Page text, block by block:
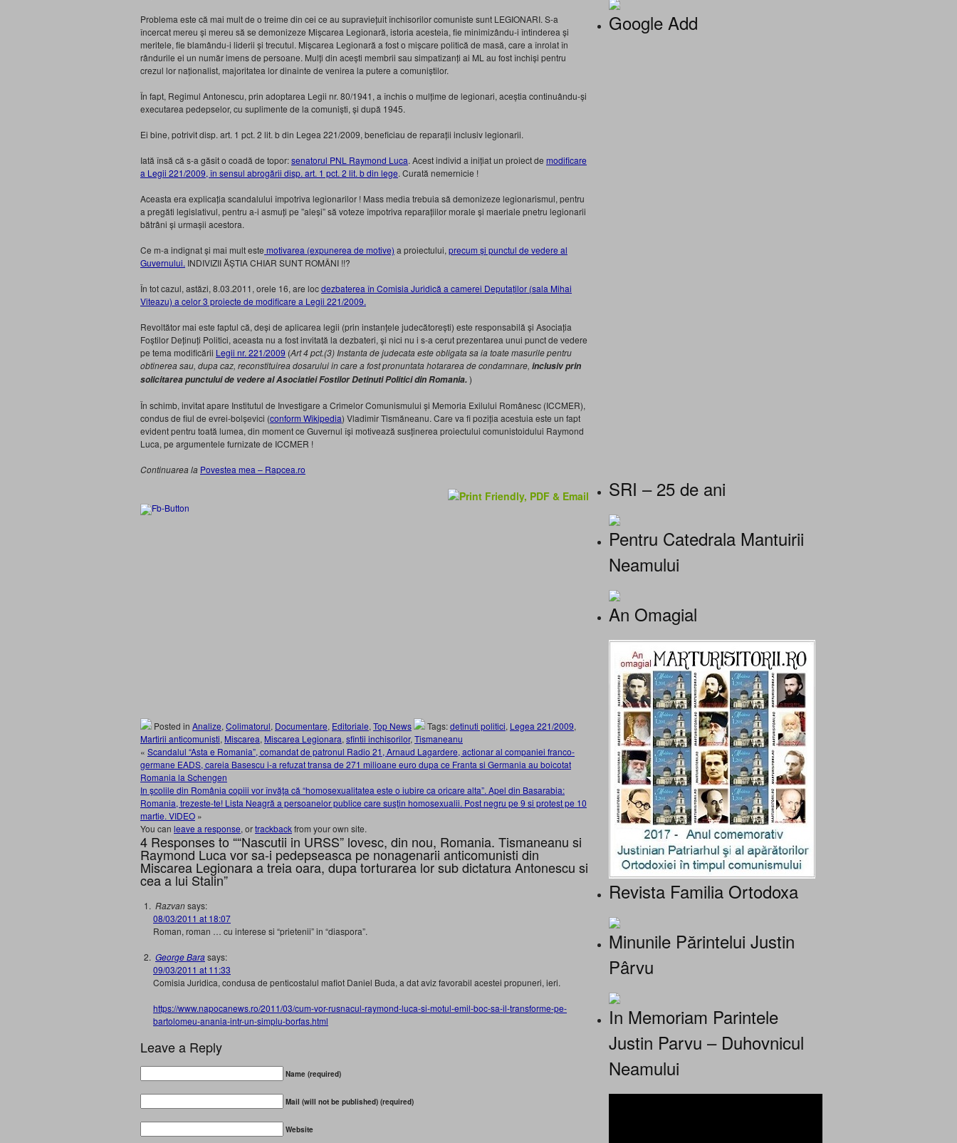
Problema este că mai mult de o treime din cei ce au supraviețuit închisorilor comuniste sunt LEGIONARI. S-a
încercat mereu și mereu să se demonizeze Mișcarea Legionară, istoria acesteia, fie minimizându-i întinderea și
meritele, fie blamându-i liderii și trecutul. Mișcarea Legionară a fost o mișcare politică de masă, care a înrolat în
rândurile ei un număr imens de persoane. Mulți din acești membrii sau simpatizanți ai ML au fost închiși pentru
crezul lor naționalist, majoritatea lor dinainte de venirea la putere a comuniștilor.
În fapt, Regimul Antonescu, prin adoptarea Legii nr. 80/1941, a închis o mulțime de legionari, aceștia continuându-și
executarea pedepselor, cu suplimente de la comuniști, și după 1945.
Ei bine, potrivit disp. art. 1 pct. 2 lit. b din Legea 221/2009, beneficiau de reparații inclusiv legionarii.
Iată însă că s-a găsit o coadă de topor:senatorul PNL Raymond Luca. Acest individ a inițiat un proiect de modificare
a Legii 221/2009, în sensul abrogării disp. art. 1 pct. 2 lit. b din lege. Curată nemernicie !
Aceasta era explicația scandalului împotriva legionarilor ! Mass media trebuia să demonizeze legionarismul, pentru
a pregăti legislativul, pentru a-i asmuți pe ”aleși” să voteze împotriva reparațiilor morale și maeriale pnetru legionarii
bătrâni și urmașii acestora.
Ce m-a indignat și mai mult este motivarea (expunerea de motive) a proiectului, precum și punctul de vedere al
Guvernului. INDIVIZII ĂȘTIA CHIAR SUNT ROMÂNI !!?
În tot cazul, astăzi, 8.03.2011, orele 16, are locdezbaterea în Comisia Juridică a camerei Deputaților (sala Mihai
Viteazu) a celor 3 proiecte de modificare a Legii 221/2009.
Revoltător mai este faptul că, deși de aplicarea legii (prin instanțele judecătorești) este responsabilă și Asociația
Foștilor Deținuți Politici, aceasta nu a fost invitată la dezbateri, și nici nu i s-a cerut prezentarea unui punct de vedere
pe tema modificării Legii nr. 221/2009 (Art 4 pct.(3) Instanta de judecata este obligata sa ia toate masurile pentru
obtinerea sau, dupa caz, reconstituirea dosarului in care a fost pronuntata hotararea de condamnare, inclusiv prin
solicitarea punctului de vedere al Asociatiei Fostilor Detinuti Politici din Romania.)
În schimb, invitat apare Institutul de Investigare a Crimelor Comunismului și Memoria Exilului Românesc (ICCMER),
condus de fiul de evrei-bolșevici (conform Wikipedia) Vladimir Tismăneanu. Care va fi poziția acestuia este un fapt
evident pentru toată lumea, din moment ce Guvernul își motivează susținerea proiectului comunistoidului Raymond
Luca, pe argumentele furnizate de ICCMER !
Continuarea la Povestea mea – Rapcea.ro
Posted in Analize, Colimatorul, Documentare, Editoriale, Top News Tags:detinuti politici, Legea 221/2009,
Martirii anticomunisti, Miscarea, Miscarea Legionara, sfintii inchisorilor, Tismaneanu
« Scandalul “Asta e Romania”, comandat de patronul Radio 21, Arnaud Lagardere, actionar al companiei franco-
germane EADS, careia Basescu i-a refuzat transa de 271 milioane euro dupa ce Franta si Germania au boicotat
Romania la Schengen
In şcolile din România copiii vor învăţa că “homosexualitatea este o iubire ca oricare alta”. Apel din Basarabia:
Romania, trezeste-te! Lista Neagră a persoanelor publice care susţin homosexualii. Post negru pe 9 si protest pe 10
martie. VIDEO »
You can leave a response, ortrackbackfrom your own site.
4 Responses to ““Nascutii in URSS” lovesc, din nou, Romania. Tismaneanu si
Raymond Luca vor sa-i pedepseasca pe nonagenarii anticomunisti din
Miscarea Legionara a treia oara, dupa torturarea lor sub dictatura Antonescu si
cea a lui Stalin”
Razvansays:
08/03/2011 at 18:07
Roman, roman … cu interese si “prietenii” in “diaspora”.
George Barasays:
09/03/2011 at 11:33
Comisia Juridica, condusa de penticostalul mafiot Daniel Buda, a dat aviz favorabil acestei propuneri, ieri.
https://www.napocanews.ro/2011/03/cum-vor-rusnacul-raymond-luca-si-motul-emil-boc-sa-il-transforme-pe-
bartolomeu-anania-intr-un-simplu-borfas.html
Leave a Reply
Name (required)
Mail (will not be published) (required)
Website
Google Add
SRI – 25 de ani
Pentru Catedrala Mantuirii
Neamului
An Omagial
Revista Familia Ortodoxa
Minunile Părintelui Justin
Pârvu
In Memoriam Parintele
Justin Parvu – Duhovnicul
Neamului